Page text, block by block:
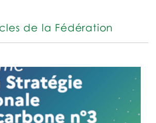
de la Fédération